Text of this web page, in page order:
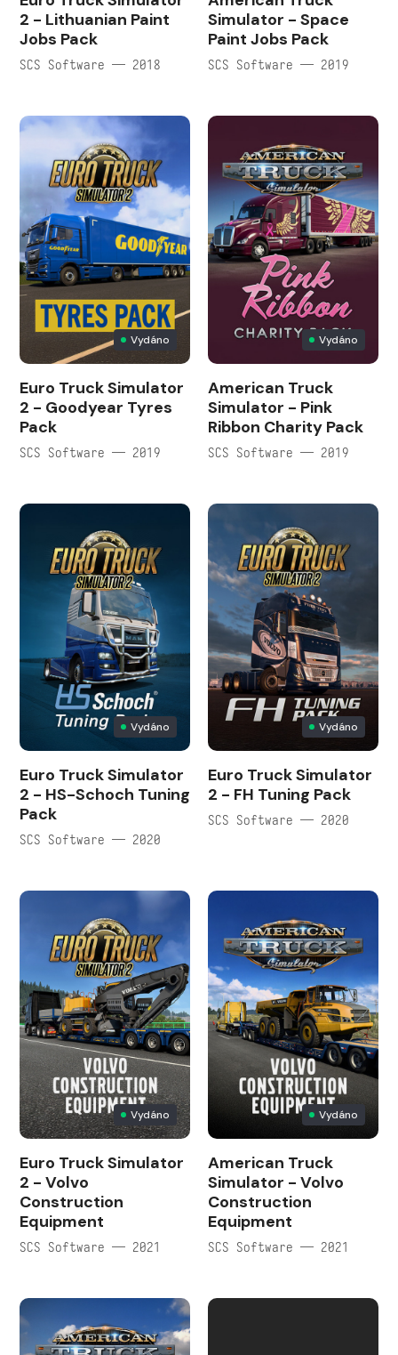
2 - Lithuanian Paint
Jobs Pack
SCS Software — 2018
Simulator - Space
Paint Jobs Pack
SCS Software — 2019
Vydáno
Euro Truck Simulator
2 - Goodyear Tyres
Pack
SCS Software — 2019
Vydáno
American Truck
Simulator - Pink
Ribbon Charity Pack
SCS Software — 2019
Vydáno
Euro Truck Simulator
2 - HS-Schoch Tuning
Pack
SCS Software — 2020
Vydáno
Euro Truck Simulator
2 - FH Tuning Pack
SCS Software — 2020
Vydáno
Euro Truck Simulator
2 - Volvo
Construction
Equipment
SCS Software — 2021
Vydáno
American Truck
Simulator - Volvo
Construction
Equipment
SCS Software — 2021